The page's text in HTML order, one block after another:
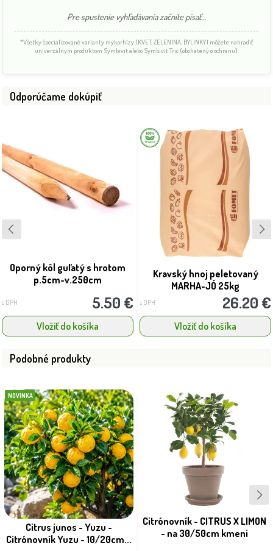
Pre spustenie vyhľadávania začnite písať...
*Všetky špecializované varianty mykorhízy (KVET, ZELENINA, BYLINKY) môžete nahradiť
univerzálnym produktom Symbivit alebo Symbivit Tric (obohatený o ochranu).
Odporúčame dokúpiť
Oporný kôl guľatý s hrotom
p.5cm-v.250cm
s DPH 5.50 €
Vložiť do košíka
Kravský hnoj peletovaný
MARHA-JÓ 25kg
s DPH 26.20 €
Vložiť do košíka
Podobné produkty
NOVINKA
Citrus junos - Yuzu -
Citrónovník Yuzu - 10/20cm...
Citrónovník - CITRUS X LIMON
- na 30/50cm kmeni